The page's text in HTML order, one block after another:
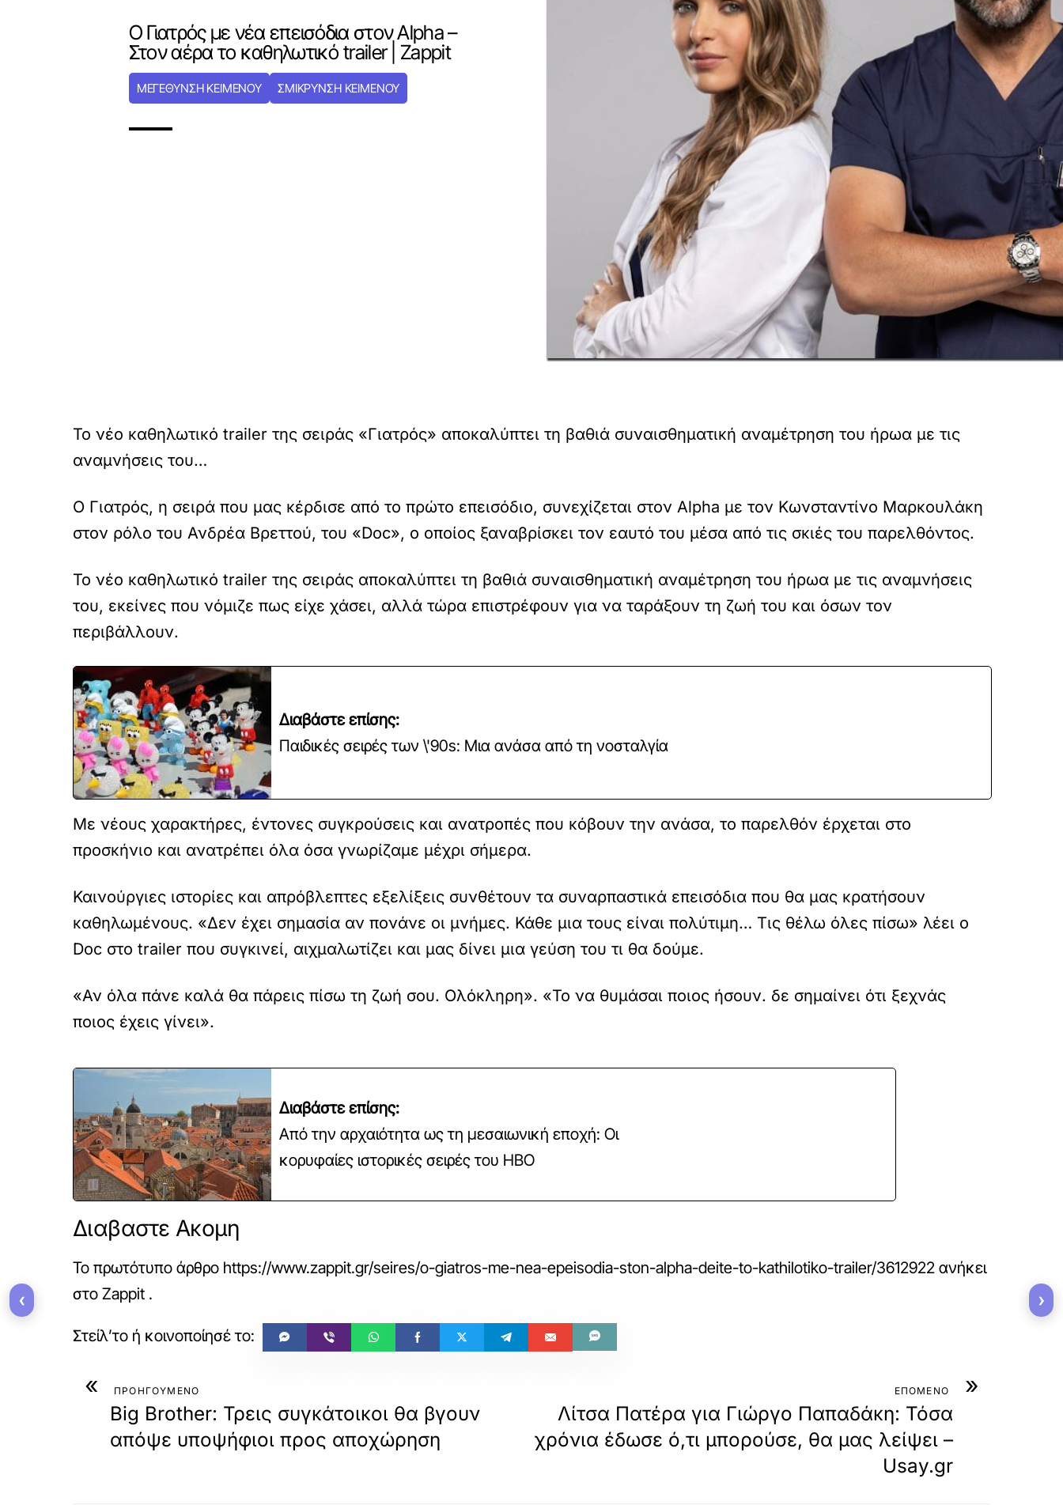
Ο Γιατρός με νέα επεισόδια στον Alpha –
Στον αέρα το καθηλωτικό trailer | Zappit
ΜΕΓΕΘΥΝΣΗ ΚΕΙΜΕΝΟΥ ΣΜΙΚΡΥΝΣΗ ΚΕΙΜΕΝΟΥ
Το νέο καθηλωτικό trailer της σειράς «Γιατρός» αποκαλύπτει τη βαθιά συναισθηματική αναμέτρηση του ήρωα με τις
αναμνήσεις του…
Ο Γιατρός, η σειρά που μας κέρδισε από το πρώτο επεισόδιο, συνεχίζεται στον Alpha με τον Κωνσταντίνο Μαρκουλάκη
στον ρόλο του Ανδρέα Βρεττού, του «Doc», ο οποίος ξαναβρίσκει τον εαυτό του μέσα από τις σκιές του παρελθόντος.
Το νέο καθηλωτικό trailer της σειράς αποκαλύπτει τη βαθιά συναισθηματική αναμέτρηση του ήρωα με τις αναμνήσεις
του, εκείνες που νόμιζε πως είχε χάσει, αλλά τώρα επιστρέφουν για να ταράξουν τη ζωή του και όσων τον
περιβάλλουν.
Διαβάστε επίσης:
Παιδικές σειρές των \'90s: Μια ανάσα από τη νοσταλγία
Με νέους χαρακτήρες, έντονες συγκρούσεις και ανατροπές που κόβουν την ανάσα, το παρελθόν έρχεται στο
προσκήνιο και ανατρέπει όλα όσα γνωρίζαμε μέχρι σήμερα.
Καινούργιες ιστορίες και απρόβλεπτες εξελίξεις συνθέτουν τα συναρπαστικά επεισόδια που θα μας κρατήσουν
καθηλωμένους. «Δεν έχει σημασία αν πονάνε οι μνήμες. Κάθε μια τους είναι πολύτιμη… Τις θέλω όλες πίσω» λέει ο
Doc στο trailer που συγκινεί, αιχμαλωτίζει και μας δίνει μια γεύση του τι θα δούμε.
«Αν όλα πάνε καλά θα πάρεις πίσω τη ζωή σου. Ολόκληρη». «Το να θυμάσαι ποιος ήσουν. δε σημαίνει ότι ξεχνάς
ποιος έχεις γίνει».
Διαβάστε επίσης:
Από την αρχαιότητα ως τη μεσαιωνική εποχή: Οι
κορυφαίες ιστορικές σειρές του HBO
Διαβαστε Ακομη
Το πρωτότυπο άρθρο https://www.zappit.gr/seires/o-giatros-me-nea-epeisodia-ston-alpha-deite-to-kathilotiko-trailer/3612922 ανήκει
στο Zappit .
« ΠΡΟΗΓΟΥΜΕΝΟ
Big Brother: Τρεις συγκάτοικοι θα βγουν
απόψε υποψήφιοι προς αποχώρηση
»
ΕΠΟΜΕΝΟ
Λίτσα Πατέρα για Γιώργο Παπαδάκη: Τόσα
χρόνια έδωσε ό,τι μπορούσε, θα μας λείψει –
Usay.gr
‹ ›